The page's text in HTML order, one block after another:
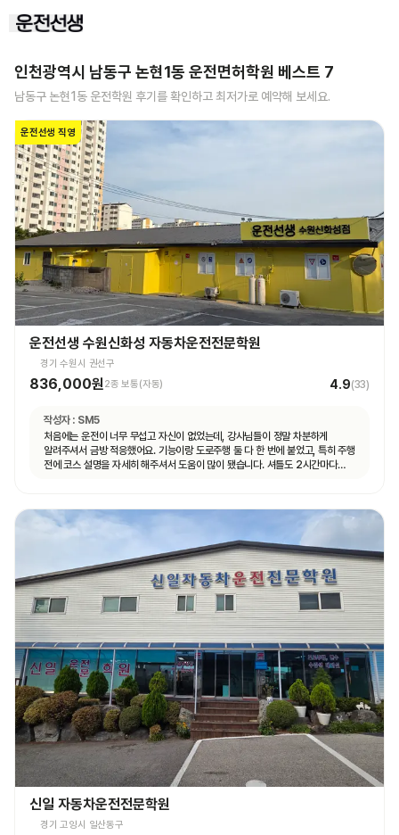
인천광역시 남동구 논현1동 운전면허학원 베스트 7
남동구 논현1동 운전학원 후기를 확인하고 최저가로 예약해 보세요.
운전선생 직영
운전선생 수원신화성 자동차운전전문학원
경기 수원시 권선구
836,000원2종 보통(자동) 4.9(33)
작성자 : SM5
처음에는 운전이 너무 무섭고 자신이 없었는데, 강사님들이 정말 차분하게
알려주셔서 금방 적응했어요. 기능이랑 도로주행 둘 다 한 번에 붙었고, 특히 주행
전에 코스 설명을 자세히 해주셔서 도움이 많이 됐습니다. 셔틀도 2시간마다
신일 자동차운전전문학원
경기 고양시 일산동구